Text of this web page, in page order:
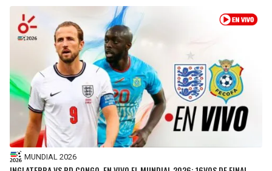
MUNDIAL 2026